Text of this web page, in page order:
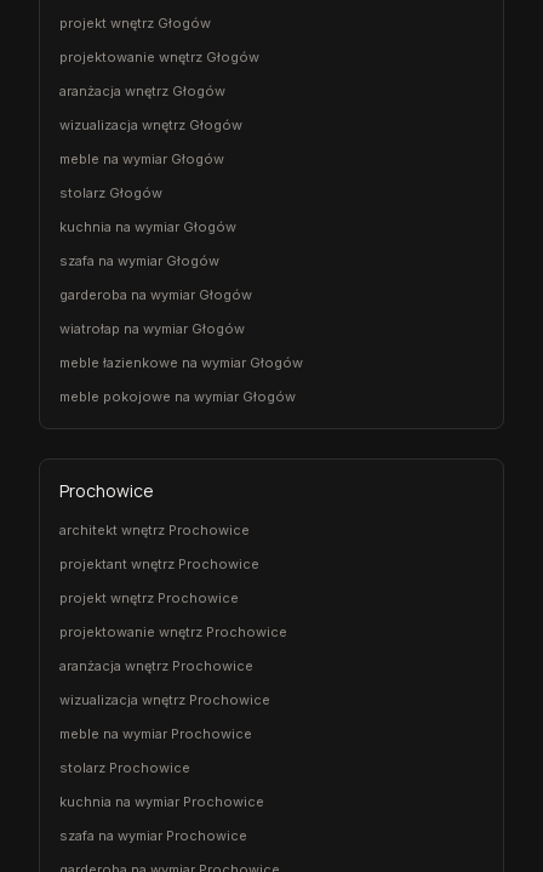
projekt wnętrz Głogów
projektowanie wnętrz Głogów
aranżacja wnętrz Głogów
wizualizacja wnętrz Głogów
meble na wymiar Głogów
stolarz Głogów
kuchnia na wymiar Głogów
szafa na wymiar Głogów
garderoba na wymiar Głogów
wiatrołap na wymiar Głogów
meble łazienkowe na wymiar Głogów
meble pokojowe na wymiar Głogów
Prochowice
architekt wnętrz Prochowice
projektant wnętrz Prochowice
projekt wnętrz Prochowice
projektowanie wnętrz Prochowice
aranżacja wnętrz Prochowice
wizualizacja wnętrz Prochowice
meble na wymiar Prochowice
stolarz Prochowice
kuchnia na wymiar Prochowice
szafa na wymiar Prochowice